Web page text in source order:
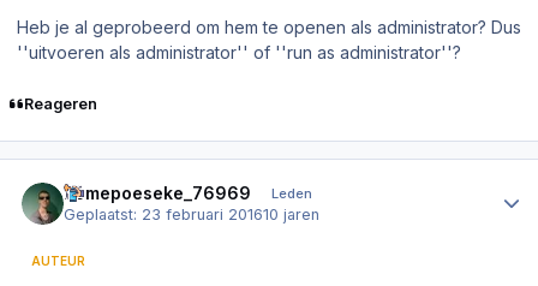
Heb je al geprobeerd om hem te openen als administrator? Dus
''uitvoeren als administrator'' of ''run as administrator''?
Reageren
homepoeseke_76969 Leden
Geplaatst: 23 februari 201610 jaren
AUTEUR